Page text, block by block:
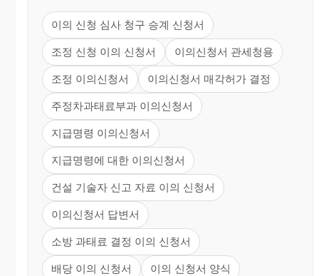
이의 신청 심사 청구 승계 신청서
조정 신청 이의 신청서 이의신청서 관세청용
조정 이의신청서 이의신청서 매각허가 결정
주정차과태료부과 이의신청서
지급명령 이의신청서
지급명령에 대한 이의신청서
건설 기술자 신고 자료 이의 신청서
이의신청서 답변서
소방 과태료 결정 이의 신청서
배당 이의 신청서 이의 신청서 양식